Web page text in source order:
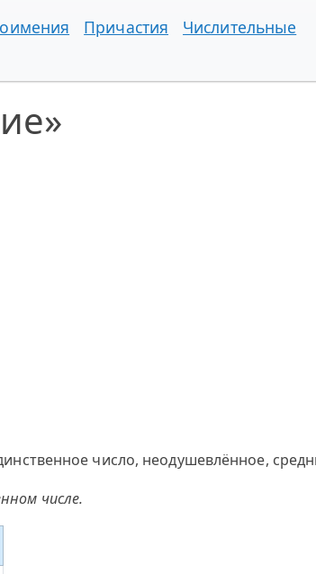
Причастия
Числительные
число, неодушевлённое,
числе.